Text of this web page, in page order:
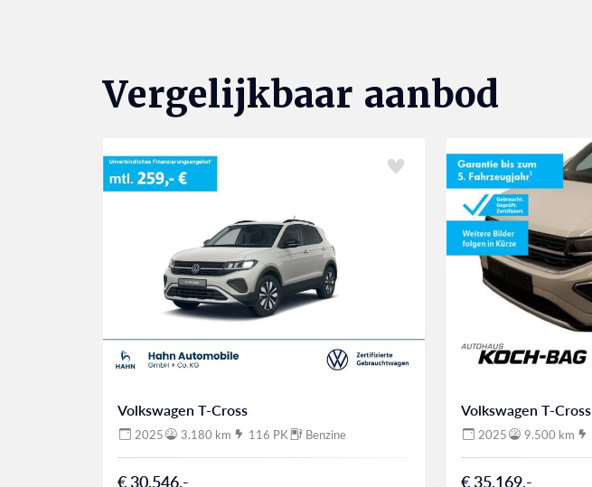
Vergelijkbaar aanbod
Volkswagen T-Cross
2025 3.180 km 116 PK Benzine
€ 30.546,-
Volkswagen T-Cross
2025 9.500 km
€ 35.169,-